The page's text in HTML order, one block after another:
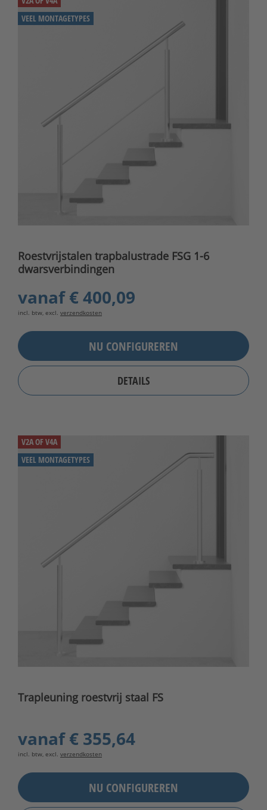
VEEL MONTAGETYPES
Roestvrijstalen trapbalustrade FSG 1-6
dwarsverbindingen
vanaf€ 400,09
incl. btw, excl. verzendkosten
NU CONFIGUREREN
DETAILS
V2A OF V4A
VEEL MONTAGETYPES
Trapleuning roestvrij staal FS
vanaf€ 355,64
incl. btw, excl. verzendkosten
NU CONFIGUREREN